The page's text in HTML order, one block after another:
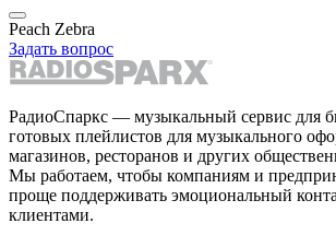
Peach Zebra
Задать вопрос
РадиоСпаркс — музыкальный сервис для
готовых плейлистов для музыкального
магазинов, ресторанов и других
Мы работаем, чтобы компаниям и
проще поддерживать эмоциональный
клиентами.